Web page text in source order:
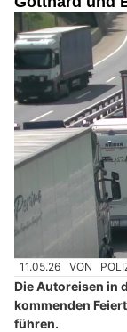
11.05.26 VON
Die Autoreisen in
kommenden
führen.